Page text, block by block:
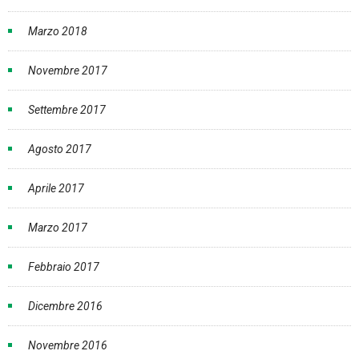
Marzo 2018
Novembre 2017
Settembre 2017
Agosto 2017
Aprile 2017
Marzo 2017
Febbraio 2017
Dicembre 2016
Novembre 2016